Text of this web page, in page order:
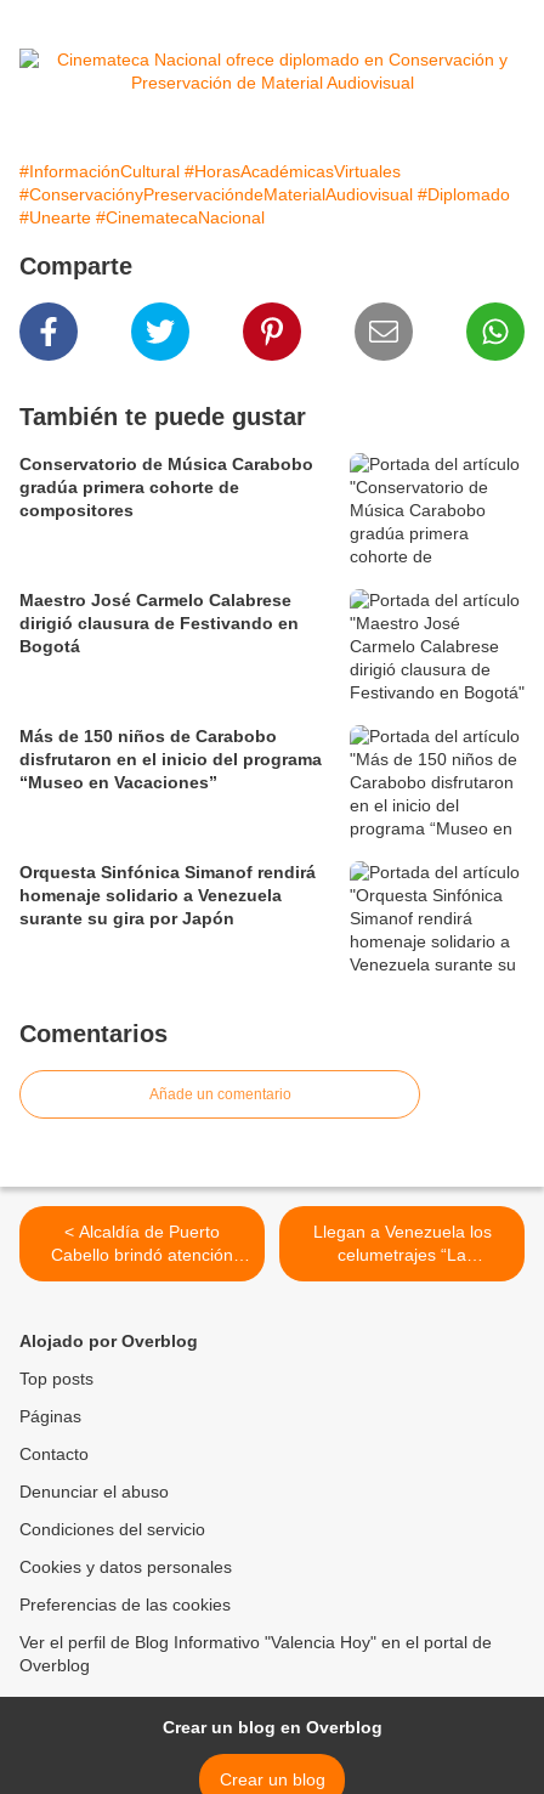
#InformaciónCultural #HorasAcadémicasVirtuales
#ConservaciónyPreservacióndeMaterialAudiovisual #Diplomado
#Unearte #CinematecaNacional
Comparte
También te puede gustar
Conservatorio de Música Carabobo
gradúa primera cohorte de
compositores
Maestro José Carmelo Calabrese
dirigió clausura de Festivando en
Bogotá
Más de 150 niños de Carabobo
disfrutaron en el inicio del programa
“Museo en Vacaciones”
Orquesta Sinfónica Simanof rendirá
homenaje solidario a Venezuela
surante su gira por Japón
Comentarios
Añade un comentario
< Alcaldía de Puerto
Cabello brindó atención
médica y vacunación en el
Llegan a Venezuela los
celumetrajes “La
despedida” y “Tragedia” del
Alojado por Overblog
Top posts
Páginas
Contacto
Denunciar el abuso
Condiciones del servicio
Cookies y datos personales
Preferencias de las cookies
Ver el perfil de Blog Informativo "Valencia Hoy" en el portal de
Overblog
Crear un blog en Overblog
Crear un blog